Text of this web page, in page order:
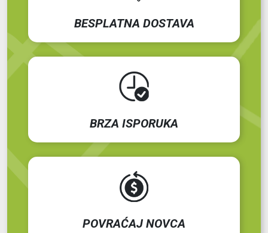
BESPLATNA DOSTAVA
BRZA ISPORUKA
POVRAĆAJ NOVCA